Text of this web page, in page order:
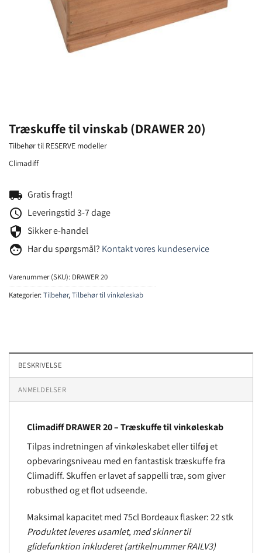
Træskuffe til vinskab (DRAWER 20)
Tilbehør til RESERVE modeller
Climadiff
local_shipping Gratis fragt!
schedule Leveringstid 3-7 dage
security Sikker e-handel
face Har du spørgsmål? Kontakt vores kundeservice
Varenummer (SKU): DRAWER 20
Kategorier:Tilbehør,Tilbehør til vinkøleskab
BESKRIVELSE
ANMELDELSER
Climadiff DRAWER 20– Træskuffe til vinkøleskab
Tilpas indretningen af ​​vinkøleskabet eller tilføj et
opbevaringsniveau med en fantastisk træskuffe fra
Climadiff. Skuffen er lavet af sappelli træ, som giver
robusthed og et flot udseende.
Maksimal kapacitet med 75cl Bordeaux flasker: 22 stk
Produktet leveres usamlet, med skinner til
glidefunktion inkluderet (artikelnummer RAILV3)